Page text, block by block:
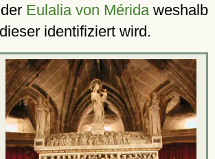
Eulalia von Méridaweshalb
identifiziert wird.